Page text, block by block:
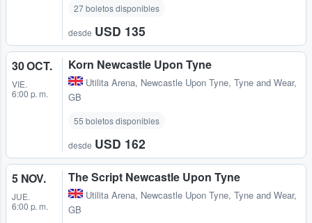
27 boletos disponibles
desde USD 135
30 OCT.
VIE.
6:00 p. m.
Korn Newcastle Upon Tyne
Utilita Arena, Newcastle Upon Tyne, Tyne and Wear,
GB
55 boletos disponibles
desde USD 162
5 NOV.
JUE.
6:00 p. m.
The Script Newcastle Upon Tyne
Utilita Arena, Newcastle Upon Tyne, Tyne and Wear,
GB